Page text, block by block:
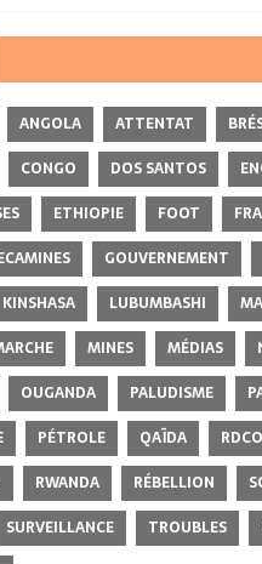
ANGOLA ATTENTAT
CONGO DOS SANTOS
ETHIOPIE FOOT FRA
GOUVERNEMENT
KINSHASA LUBUMBASHI
MINES MÉDIAS
OUGANDA PALUDISME
PÉTROLE QAÏDA
RWANDA RÉBELLION
SURVEILLANCE TROUBLES